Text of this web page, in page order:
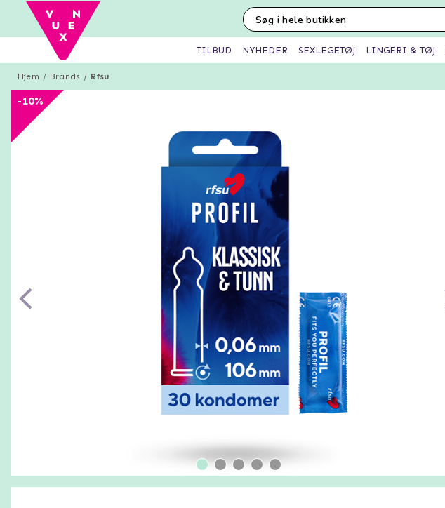
Hjem Brands Rfsu
-10%
TILBUD NYHEDER SEXLEGETØJ LINGERI & TØJ